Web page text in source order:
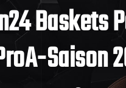
Baskets
Saison